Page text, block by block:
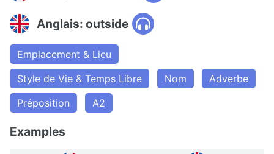
Anglais: outside
Emplacement & Lieu
Style de Vie & Temps Libre
Nom
Adverbe
Préposition
A2
Examples